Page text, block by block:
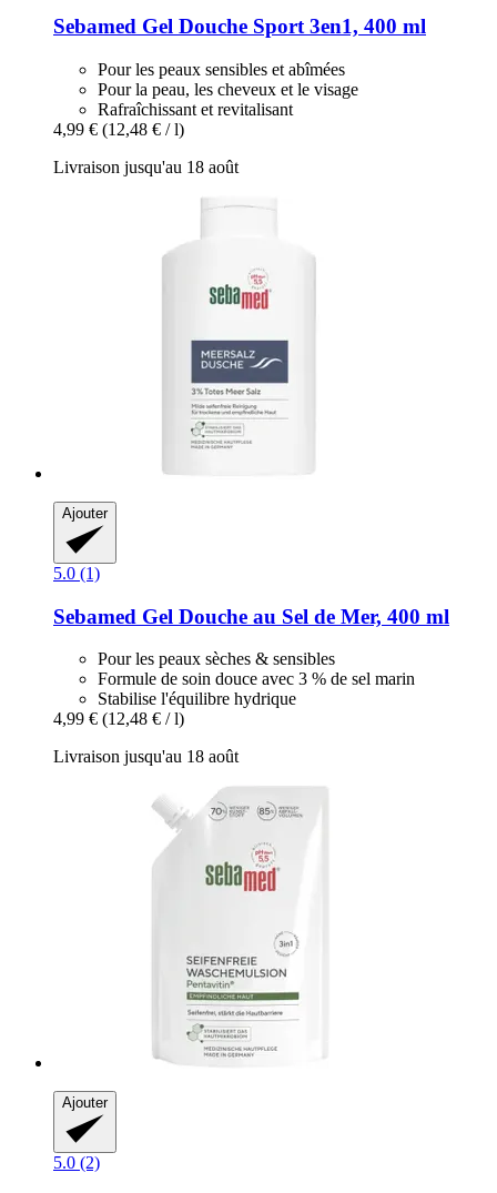
Sebamed Gel Douche Sport 3en1, 400 ml
Pour les peaux sensibles et abîmées
Pour la peau, les cheveux et le visage
Rafraîchissant et revitalisant
4,99 € (12,48 € / l)
Livraison jusqu'au 18 août
Ajouter
5.0 (1)
Sebamed Gel Douche au Sel de Mer, 400 ml
Pour les peaux sèches & sensibles
Formule de soin douce avec 3 % de sel marin
Stabilise l'équilibre hydrique
4,99 € (12,48 € / l)
Livraison jusqu'au 18 août
Ajouter
5.0 (2)